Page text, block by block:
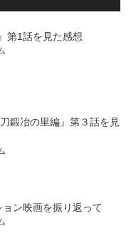
第1話を見た感想
鍛冶の里編』第３話を見
ン映画を振り返って